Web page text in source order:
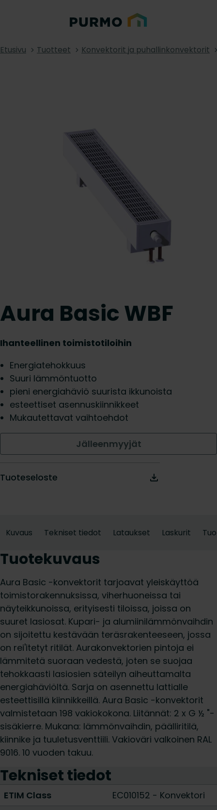
Etusivu Tuotteet Konvektorit ja puhallinkonvektorit
Aura Basic WBF
Ihanteellinen toimistotiloihin
Energiatehokkuus
Suuri lämmöntuotto
pieni energiahäviö suurista ikkunoista
esteettiset asennuskiinnikkeet
Mukautettavat vaihtoehdot
Jälleenmyyjät
Tuoteseloste
Kuvaus Tekniset tiedot Lataukset Laskurit
Tuotekuvaus
Aura Basic -konvektorit tarjoavat yleiskäyttöä
toimistorakennuksissa, viherhuoneissa tai
näyteikkunoissa, erityisesti tiloissa, joissa on
suuret lasiosat. Kupari- ja alumiinilämmönvaihdin
on sijoitettu kestävään teräsrakenteeseen, jossa
on rei'itetyt ritilät. Aurakonvektorien pintoja ei
lämmitetä suoraan vedestä, joten se suojaa
tehokkaasti lasiosien säteilyn aiheuttamalta
energiahäviöltä. Sarja on asennettu lattialle
esteettisillä kiinnikkeillä. Aura Basic -konvektorit
valmistetaan 198 vakiokokona. Liitännät: 2 x G ½ "-
sisäkierre. Mukana: lämmönvaihdin, päälliritilä,
kiinnike ja tuuletusventtiili. Vakioväri valkoinen RAL
9016. 10 vuoden takuu.
Tekniset tiedot
ETIM Class
EC010152 - Konvektori